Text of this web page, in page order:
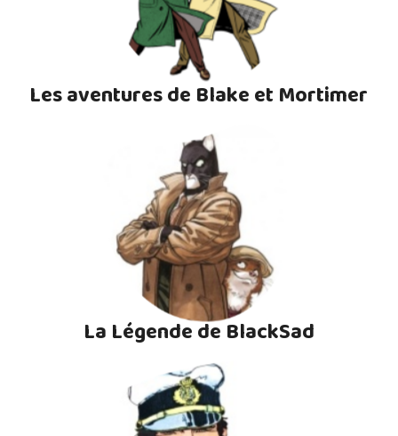
Les aventures de Blake et Mortimer
La Légende de BlackSad